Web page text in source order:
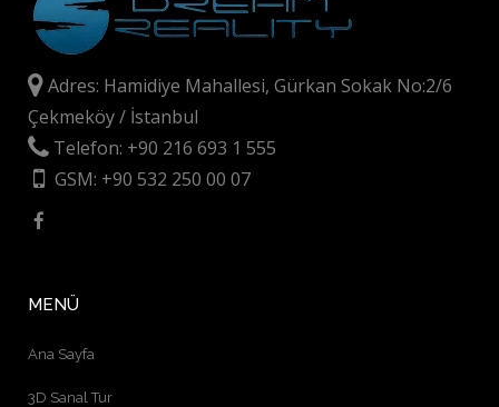
Adres: Hamidiye Mahallesi, Gürkan Sokak No:2/6
Çekmeköy / İstanbul
Telefon: +90 216 693 1 555
GSM: +90 532 250 00 07
MENÜ
Ana Sayfa
3D Sanal Tur